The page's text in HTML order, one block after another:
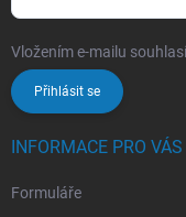
Vložením e-mailu
Přihlásit se
INFORMACE PRO VÁS
Formuláře